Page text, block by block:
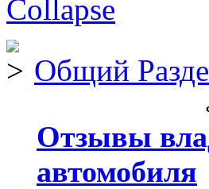
Общий
Отзывы
автомобиля